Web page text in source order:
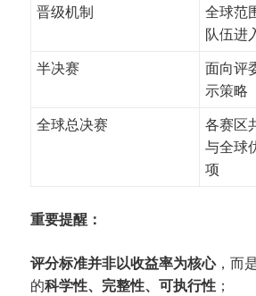
晋级机制
全球范
队伍进
半决赛
面向评
示策略
全球总决赛
各赛区
与全球
项
重要提醒：
评分标准并非以收益率为核心，而
的科学性、完整性、可执行性 ；